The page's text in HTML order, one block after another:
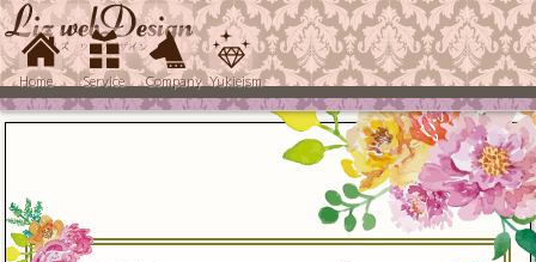
Home Service Company Yukieism